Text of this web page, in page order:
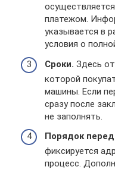
платежом.
указывается в
условия о
Сроки. Здесь
которой
машины. Если
сразу после
не заполнять.
Порядок
фиксируется
процесс.